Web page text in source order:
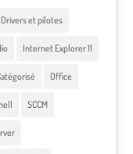
Drivers et pilotes
Internet Explorer 11
Office
SCCM